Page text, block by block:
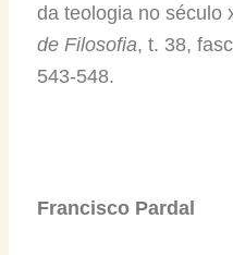
da teologia no século
de Filosofia, t. 38,
543-548.
Francisco Pardal